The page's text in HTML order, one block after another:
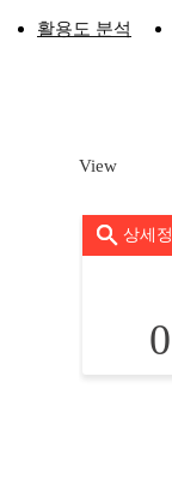
활용도 분석
View
상세
0